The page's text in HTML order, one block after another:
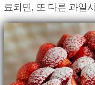
료되면, 또 다른 과일